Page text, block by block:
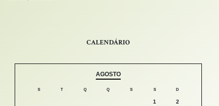
CALENDÁRIO
AGOSTO
S T Q Q S S D
1 2